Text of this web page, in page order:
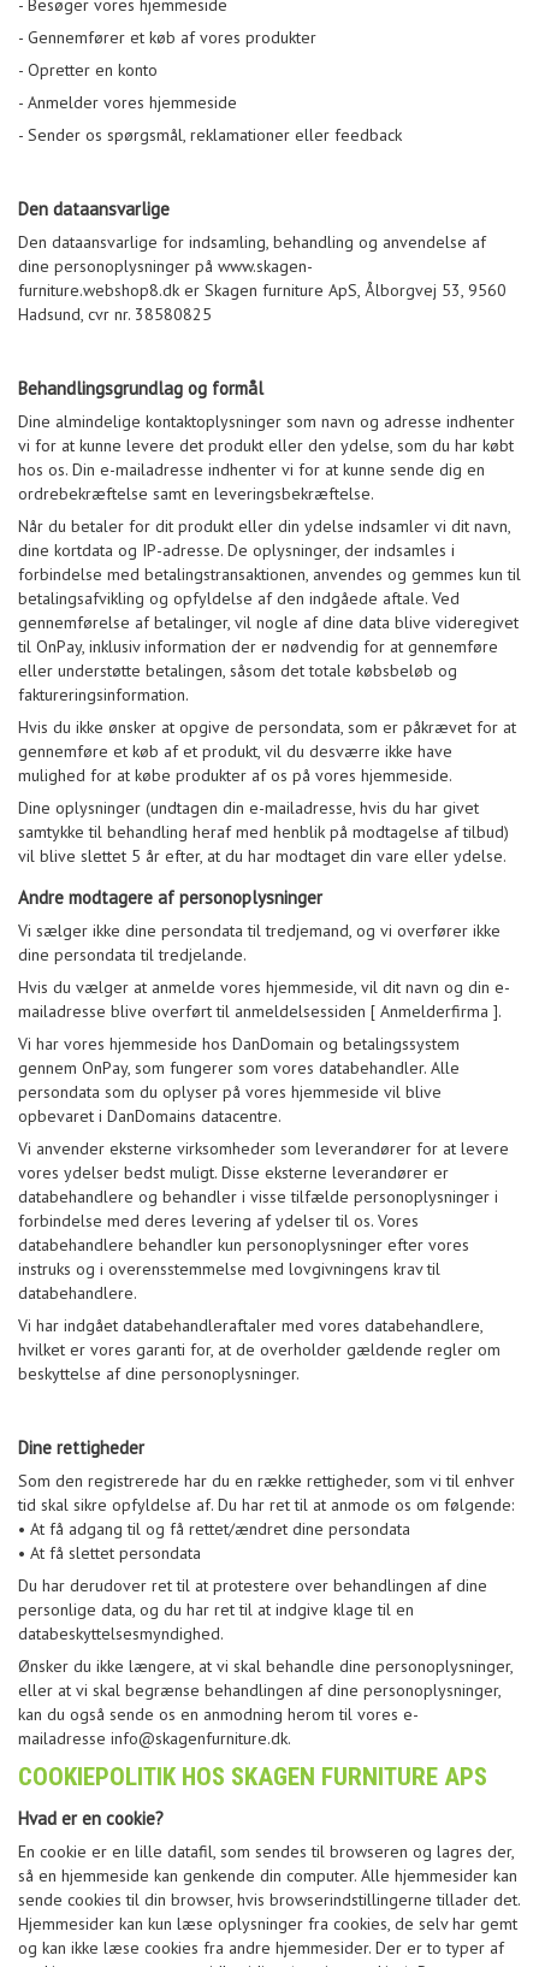
- Besøger vores hjemmeside
- Gennemfører et køb af vores produkter
- Opretter en konto
- Anmelder vores hjemmeside
- Sender os spørgsmål, reklamationer eller feedback
Den dataansvarlige
Den dataansvarlige for indsamling, behandling og anvendelse af
dine personoplysninger på www.skagen-
furniture.webshop8.dk er Skagen furniture ApS, Ålborgvej 53, 9560
Hadsund, cvr nr. 38580825
Behandlingsgrundlag og formål
Dine almindelige kontaktoplysninger som navn og adresse indhenter
vi for at kunne levere det produkt eller den ydelse, som du har købt
hos os. Din e-mailadresse indhenter vi for at kunne sende dig en
ordrebekræftelse samt en leveringsbekræftelse.
Når du betaler for dit produkt eller din ydelse indsamler vi dit navn,
dine kortdata og IP-adresse. De oplysninger, der indsamles i
forbindelse med betalingstransaktionen, anvendes og gemmes kun til
betalingsafvikling og opfyldelse af den indgåede aftale. Ved
gennemførelse af betalinger, vil nogle af dine data blive videregivet
til OnPay, inklusiv information der er nødvendig for at gennemføre
eller understøtte betalingen, såsom det totale købsbeløb og
faktureringsinformation.
Hvis du ikke ønsker at opgive de persondata, som er påkrævet for at
gennemføre et køb af et produkt, vil du desværre ikke have
mulighed for at købe produkter af os på vores hjemmeside.
Dine oplysninger (undtagen din e-mailadresse, hvis du har givet
samtykke til behandling heraf med henblik på modtagelse af tilbud)
vil blive slettet 5 år efter, at du har modtaget din vare eller ydelse.
Andre modtagere af personoplysninger
Vi sælger ikke dine persondata til tredjemand, og vi overfører ikke
dine persondata til tredjelande.
Hvis du vælger at anmelde vores hjemmeside, vil dit navn og din e-
mailadresse blive overført til anmeldelsessiden [ Anmelderfirma ].
Vi har vores hjemmeside hos DanDomain og betalingssystem
gennem OnPay, som fungerer som vores databehandler. Alle
persondata som du oplyser på vores hjemmeside vil blive
opbevaret i DanDomains datacentre.
Vi anvender eksterne virksomheder som leverandører for at levere
vores ydelser bedst muligt. Disse eksterne leverandører er
databehandlere og behandler i visse tilfælde personoplysninger i
forbindelse med deres levering af ydelser til os. Vores
databehandlere behandler kun personoplysninger efter vores
instruks og i overensstemmelse med lovgivningens krav til
databehandlere.
Vi har indgået databehandleraftaler med vores databehandlere,
hvilket er vores garanti for, at de overholder gældende regler om
beskyttelse af dine personoplysninger.
Dine rettigheder
Som den registrerede har du en række rettigheder, som vi til enhver
tid skal sikre opfyldelse af. Du har ret til at anmode os om følgende:
• At få adgang til og få rettet/ændret dine persondata
• At få slettet persondata
Du har derudover ret til at protestere over behandlingen af dine
personlige data, og du har ret til at indgive klage til en
databeskyttelsesmyndighed.
Ønsker du ikke længere, at vi skal behandle dine personoplysninger,
eller at vi skal begrænse behandlingen af dine personoplysninger,
kan du også sende os en anmodning herom til vores e-
mailadresse info@skagenfurniture.dk.
COOKIEPOLITIK HOS SKAGEN FURNITURE APS
Hvad er en cookie?
En cookie er en lille datafil, som sendes til browseren og lagres der,
så en hjemmeside kan genkende din computer. Alle hjemmesider kan
sende cookies til din browser, hvis browserindstillingerne tillader det.
Hjemmesider kan kun læse oplysninger fra cookies, de selv har gemt
og kan ikke læse cookies fra andre hjemmesider. Der er to typer af